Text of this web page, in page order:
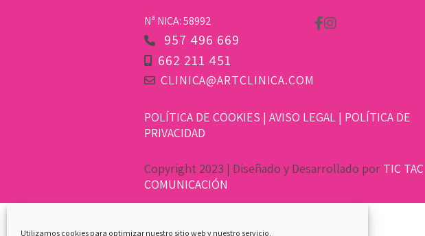
Utilizamos cookies para optimizar nuestro sitio web y nuestro servicio.
Nª NICA: 58992
957 496 669
662 211 451
CLINICA@ARTCLINICA.COM
POLÍTICA DE COOKIES | AVISO LEGAL | POLÍTICA DE
PRIVACIDAD
Copyright 2023 | Diseñado y Desarrollado por TIC TAC
COMUNICACIÓN